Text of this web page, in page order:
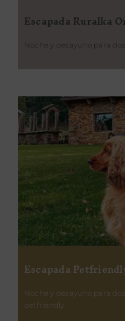
Escapada Ruralka
Noche y desayuno para
Escapada
Noche y desayuno para
petfriendly